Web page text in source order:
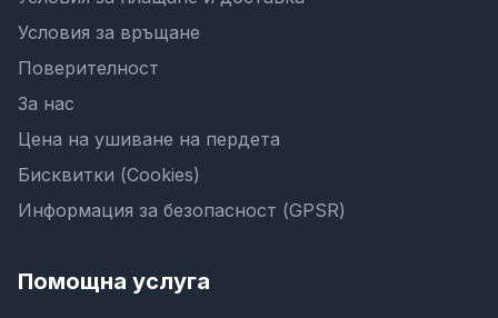
Условия за връщане
Поверителност
За нас
Цена на ушиване на пердета
Бисквитки (Cookies)
Информация за безопасност (GPSR)
Помощна услуга